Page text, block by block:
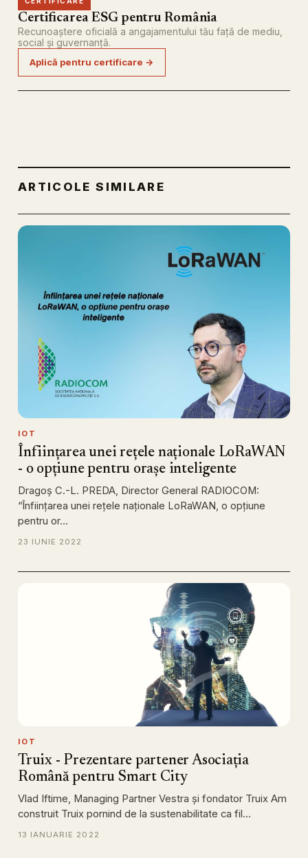
Certificarea ESG pentru România
Recunoaștere oficială a angajamentului tău față de mediu,
social și guvernanță.
Aplică pentru certificare →
ARTICOLE SIMILARE
IOT
Înființarea unei rețele naționale LoRaWAN
- o opțiune pentru orașe inteligente
Dragoș C.-L. PREDA, Director General RADIOCOM:
“Înființarea unei rețele naționale LoRaWAN, o opțiune
pentru or…
23 IUNIE 2022
IOT
Truix - Prezentare partener Asociația
Română pentru Smart City
Vlad Iftime, Managing Partner Vestra și fondator Truix Am
construit Truix pornind de la sustenabilitate ca fil…
13 IANUARIE 2022